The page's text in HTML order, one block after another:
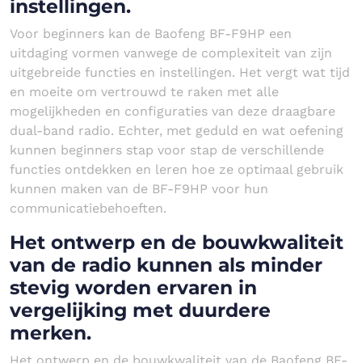
instellingen.
Voor beginners kan de Baofeng BF-F9HP een
uitdaging vormen vanwege de complexiteit van zijn
uitgebreide functies en instellingen. Het vergt wat tijd
en moeite om vertrouwd te raken met alle
mogelijkheden en configuraties van deze draagbare
dual-band radio. Echter, met geduld en wat oefening
kunnen beginners stap voor stap de verschillende
functies ontdekken en leren hoe ze optimaal gebruik
kunnen maken van de BF-F9HP voor hun
communicatiebehoeften.
Het ontwerp en de bouwkwaliteit
van de radio kunnen als minder
stevig worden ervaren in
vergelijking met duurdere
merken.